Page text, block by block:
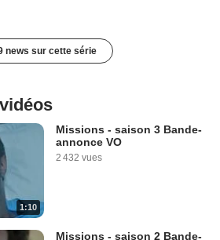
news sur cette série
1:10
Missions - saison 3 Bande-
annonce VO
2 432 vues
Missions - saison 2 Bande-